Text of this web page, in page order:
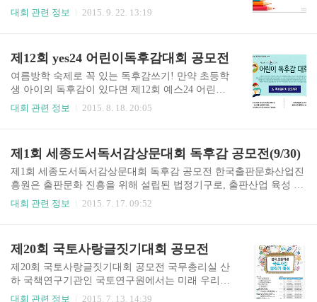
상 1명 1명 2명 상장과 부상(경상남도교육감) 버금
상 3명 3명 6명 상장과 부상(경상남도교육감) 북돋
9월 17일..
2. 대회내용 : 환경보전대회 기념행사(제11회 환경
단 6. 주최 : 경남환경교육연구회 7. 후원 : 환경부,
낙동강유역환경청, 경상남도도청, 경상남도교육
청, 경상남도경찰청, 진주시청, 경상남도진주교육
지원청, 경남일보사, 경남신문, 경남매일신문사, 경
상남도자연보호연맹협의회, 경상남도바르게살기
진주시새마을협의회, 경남환경교육연합회, 경..
대회 관련 정보 2015. 9. 22. 13:19
제12회 yes24 어린이독후감대회 공모전
여름방학 숙제로 꼭 있는 독후감쓰기! 만약 초등학
생 아이의 독후감이 있다면 제12회 예스24 어린이
독후감대회에 응모해보시는 것은 어떨까요? 1. 대
니다. 책을 좋아하는 어린이들과 함께 만들어온 대
회는 어느덧 열 두번째! 올해도 감명 깊게 읽은 책
으로 멋진 글 쏨씨를 자랑해 주세요. 개인상 대상인
문화체육관광부 장관상을 비롯하여 총 2천만원의
상금과 도서가 제공되는 예스24 어린이독후감대회
: 전국초등학생, 유치부(6~7세) 어린이 나. 응모기
간 ..
대회 관련 정보 2015. 8. 18. 20:05
제1회 세종도서독서감상문대회 독후감 공모전(9/30)
제1회 세종도서독서감상문대회 독후감 공모전 한국출판문화산업진
흥원은 출판문화 진흥을 위해 설립된 법정기구로, 출판산업 육성 및
국민 독서문화 활성화를 위해 '세종도서 선정, 보급 사업'을 주관하
정도서 599종 * 대상도서 목록은 대회 홈페이지 참조 4. 참가방법
가. 분량 : 1,500~2,000자 쓰기 나. 대회 홈페이지 http://sj.kpipa.or.kr
에서 온라인 신청 * 이메일이나 우편으로는 접수받지 않음 5. 참가부
문 가. 어린이부 : 초등 전 학년 나. 청소년부 : 중,..
대회 관련 정보 2015. 7. 17. 09:52
제20회 국토사랑글짓기대회 공모전
제20회 국토사랑글짓기대회 공모전 국무총리실 산
하 국책연구기관인 국토연구원에서는 미래 우리
국토의 주역이 될 어린이들에게 국토와 자연환경
대회 관련 정보 2015. 7. 13. 14:39